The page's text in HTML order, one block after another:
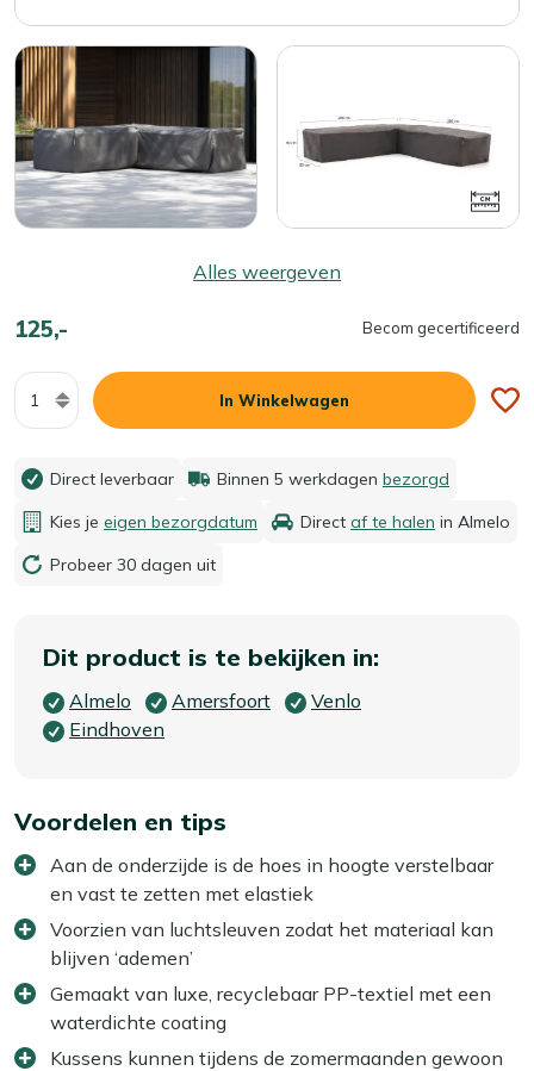
Alles weergeven
125,- Becom gecertificeerd
Aantal
In Winkelwagen
Direct leverbaar Binnen 5 werkdagen bezorgd
Kies je eigen bezorgdatum Direct af te halen in Almelo
Probeer 30 dagen uit
Dit product is te bekijken in:
Almelo Amersfoort
Venlo
Eindhoven
Voordelen en tips
Aan de onderzijde is de hoes in hoogte verstelbaar
en vast te zetten met elastiek
Voorzien van luchtsleuven zodat het materiaal kan
blijven ‘ademen’
Gemaakt van luxe, recyclebaar PP-textiel met een
waterdichte coating
Kussens kunnen tijdens de zomermaanden gewoon